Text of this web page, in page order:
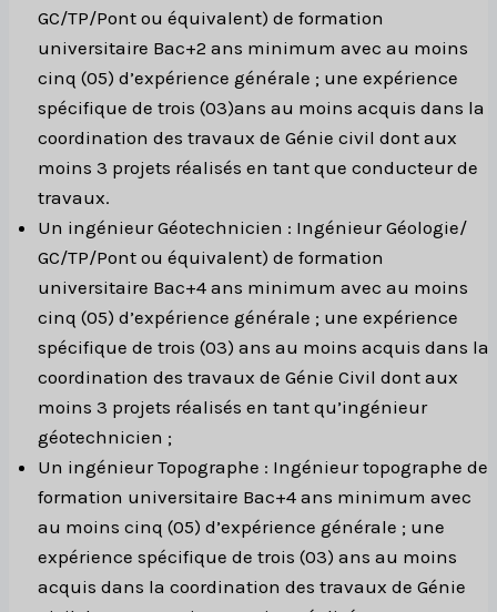
GC/TP/Pont ou équivalent) de formation
universitaire Bac+2 ans minimum avec au moins
cinq (05) d’expérience générale ; une expérience
spécifique de trois (03)ans au moins acquis dans la
coordination des travaux de Génie civil dont aux
moins 3 projets réalisés en tant que conducteur de
travaux.
Un ingénieur Géotechnicien : Ingénieur Géologie/
GC/TP/Pont ou équivalent) de formation
universitaire Bac+4 ans minimum avec au moins
cinq (05) d’expérience générale ; une expérience
spécifique de trois (03) ans au moins acquis dans la
coordination des travaux de Génie Civil dont aux
moins 3 projets réalisés en tant qu’ingénieur
géotechnicien ;
Un ingénieur Topographe : Ingénieur topographe de
formation universitaire Bac+4 ans minimum avec
au moins cinq (05) d’expérience générale ; une
expérience spécifique de trois (03) ans au moins
acquis dans la coordination des travaux de Génie